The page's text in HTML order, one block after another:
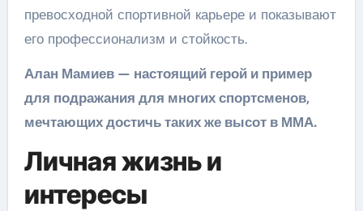
превосходной спортивной карьере и показывают
его профессионализм и стойкость.
Алан Мамиев — настоящий герой и пример
для подражания для многих спортсменов,
мечтающих достичь таких же высот в ММА.
Личная жизнь и
интересы